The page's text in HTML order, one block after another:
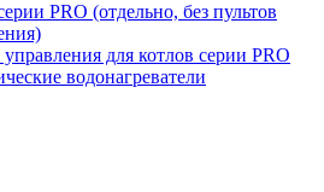
PRO (отдельно, без пультов
для котлов серии PRO
водонагреватели